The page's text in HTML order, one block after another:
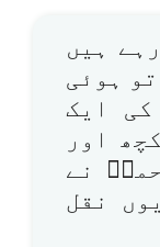
ہیں
ہوئی
ایک
اور
نے
نقل